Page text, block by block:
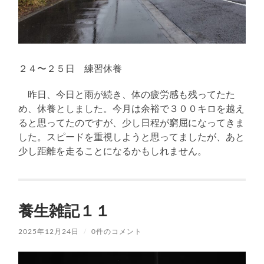
２４〜２５日 練習休養
昨日、今日と雨が続き、体の疲労感も残ってたた
め、休養としました。今月は余裕で３００キロを越え
ると思ってたのですが、少し日程が窮屈になってきま
した。スピードを重視しようと思ってましたが、あと
少し距離を走ることになるかもしれません。
養生雑記１１
2025年12月24日 / 0件のコメント